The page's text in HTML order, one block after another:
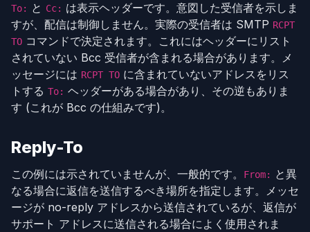
To: と Cc: は表示ヘッダーです。意図した受信者を示しま
すが、配信は制御しません。実際の受信者は SMTP RCPT
TO コマンドで決定されます。これにはヘッダーにリスト
されていない Bcc 受信者が含まれる場合があります。メ
ッセージには RCPT TO に含まれていないアドレスをリス
トする To: ヘッダーがある場合があり、その逆もありま
す (これが Bcc の仕組みです)。
Reply-To
この例には示されていませんが、一般的です。 From:
と異
なる場合に返信を送信するべき場所を指定します。メッセ
ージが no-reply アドレスから送信されているが、返信が
サポート アドレスに送信される場合によく使用されま